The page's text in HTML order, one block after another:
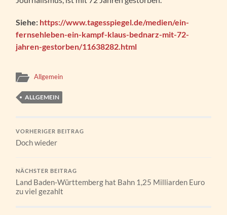
Siehe: https://www.tagesspiegel.de/medien/ein-
fernsehleben-ein-kampf-klaus-bednarz-mit-72-
jahren-gestorben/11638282.html
Allgemein
ALLGEMEIN
VORHERIGER BEITRAG
Doch wieder
NÄCHSTER BEITRAG
Land Baden-Württemberg hat Bahn 1,25 Milliarden Euro
zu viel gezahlt